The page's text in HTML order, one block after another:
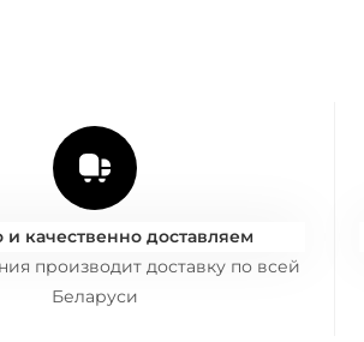
и качественно доставляем
производит доставку по всей
Беларуси